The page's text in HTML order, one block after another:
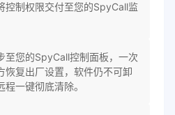
控制权限交付至您的SpyCall监
至您的SpyCall控制面板，一次
恢复出厂设置，软件仍不可卸
一键彻底清除。